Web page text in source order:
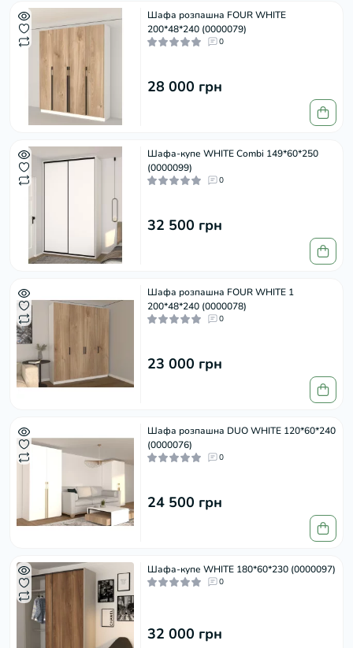
Шафа розпашна FOUR WHITE
200*48*240 (0000079)
0
28 000 грн
Шафа-купе WHITE Combi 149*60*250
(0000099)
0
32 500 грн
Шафа розпашна FOUR WHITE 1
200*48*240 (0000078)
0
23 000 грн
Шафа розпашна DUO WHITE 120*60*240
(0000076)
0
24 500 грн
Шафа-купе WHITE 180*60*230 (0000097)
0
32 000 грн